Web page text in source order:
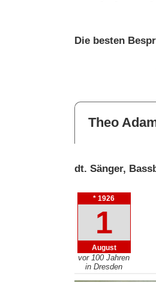
Die besten
Theo
dt. Sänger,
* 1926
1
August
vor 100 Jahren
in Dresden